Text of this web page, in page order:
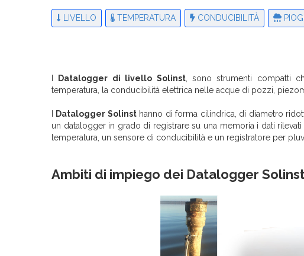
LIVELLO TEMPERATURA CONDUCIBILITÀ
Datalogger di livello Solinst, sono strumenti compatti
temperatura, la conducibilità elettrica nelle acque di pozzi,
Datalogger Solinsthanno di forma cilindrica, di diametro
un datalogger in grado di registrare su una memoria i dati
temperatura, un sensore di conducibilità e un registratore per
Ambiti di impiego dei Datalogger